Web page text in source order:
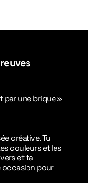
par une brique»
créative. Tu
couleurs et les
et ta
occasion pour